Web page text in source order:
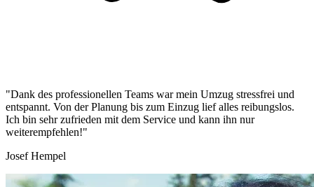
"Dank des professionellen Teams war mein Umzug stressfrei und
entspannt. Von der Planung bis zum Einzug lief alles reibungslos.
Ich bin sehr zufrieden mit dem Service und kann ihn nur
weiterempfehlen!"
Josef Hempel